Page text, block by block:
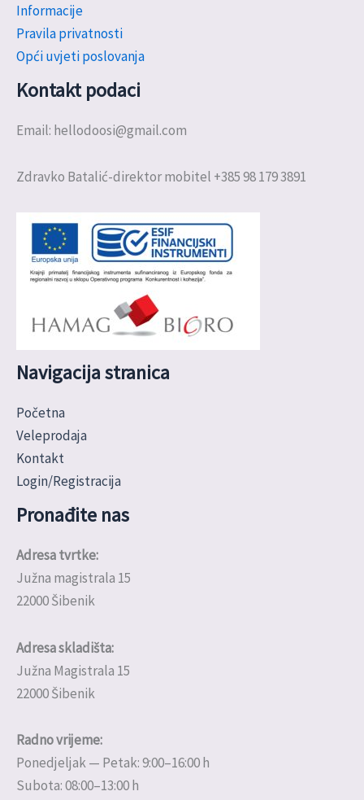
Informacije
Pravila privatnosti
Opći uvjeti poslovanja
Kontakt podaci
Email: hellodoosi@gmail.com
Zdravko Batalić-direktor mobitel +385 98 179 3891
Navigacija stranica
Početna
Veleprodaja
Kontakt
Login/Registracija
Pronađite nas
Adresa tvrtke:
Južna magistrala 15
22000 Šibenik
Adresa skladišta:
Južna Magistrala 15
22000 Šibenik
Radno vrijeme:
Ponedjeljak — Petak: 9:00–16:00 h
Subota: 08:00–13:00 h